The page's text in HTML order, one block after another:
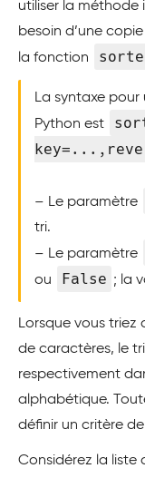
utiliser la méthode
besoin d’une
la fonction
La syntaxe pour
Python est
– Le paramètre
tri.
– Le paramètre
ou False ; la
Lorsque vous triez
de caractères, le
respectivement
alphabétique.
définir un critère
Considérez la liste